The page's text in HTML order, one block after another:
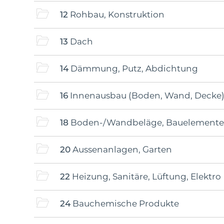
12 Rohbau, Konstruktion
13 Dach
14Dämmung, Putz, Abdichtung
16 Innenausbau (Boden, Wand, Decke)
18 Boden-/Wandbeläge, Bauelemente
20 Aussenanlagen, Garten
22 Heizung, Sanitäre, Lüftung, Elektro
24Bauchemische Produkte